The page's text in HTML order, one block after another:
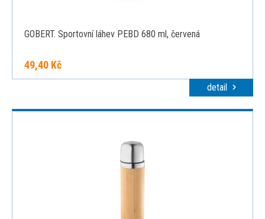
GOBERT. Sportovní láhev PEBD 680 ml, červená
49,40 Kč
detail